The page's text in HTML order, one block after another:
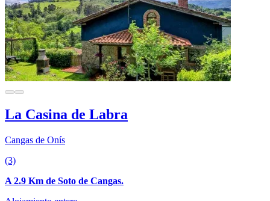
La Casina de Labra
Cangas de Onís
(3)
A 2.9 Km de Soto de Cangas.